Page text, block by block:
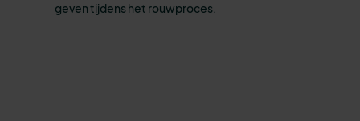
geven tijdens het rouwproces.